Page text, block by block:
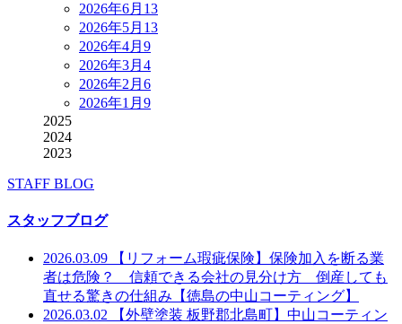
2026年6月 13
2026年5月 13
2026年4月 9
2026年3月 4
2026年2月 6
2026年1月 9
2025
2024
2023
STAFF BLOG
スタッフブログ
2026.03.09
【リフォーム瑕疵保険】保険加入を断る業
者は危険？ 信頼できる会社の見分け方 倒産しても
直せる驚きの仕組み【徳島の中山コーティング】
2026.03.02
【外壁塗装 板野郡北島町】中山コーティン